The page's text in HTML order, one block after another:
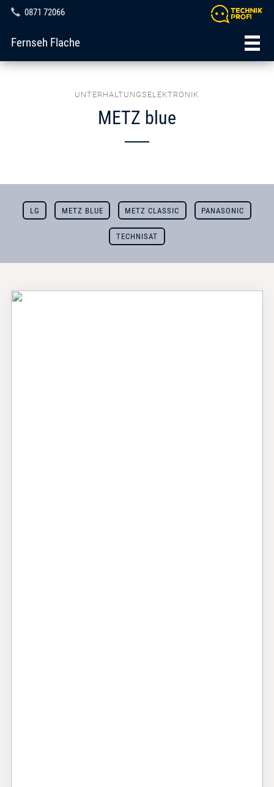
0871 72066
Fernseh Flache
UNTERHALTUNGSELEKTRONIK
METZ blue
LG METZ BLUE METZ CLASSIC PANASONIC
TECHNISAT